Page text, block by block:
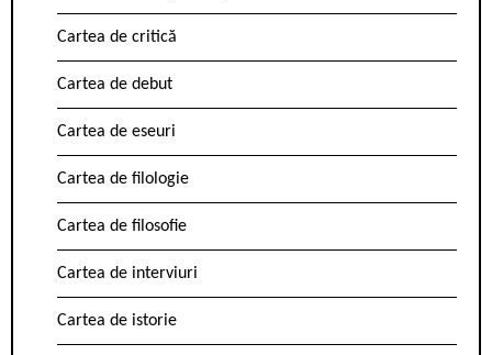
Cartea de critică
Cartea de debut
Cartea de eseuri
Cartea de filologie
Cartea de filosofie
Cartea de interviuri
Cartea de istorie